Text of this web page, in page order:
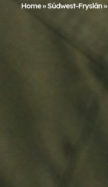
Home»Súdwest-Fryslân»